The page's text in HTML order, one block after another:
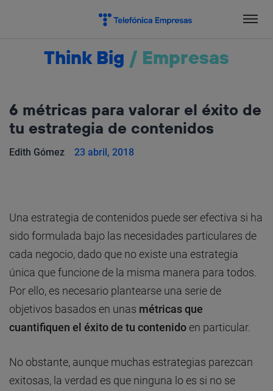
Think Big / Empresas
6 métricas para valorar el éxito de
tu estrategia de contenidos
Edith Gómez 23 abril, 2018
Una estrategia de contenidos puede ser efectiva si ha
sido formulada bajo las necesidades particulares de
cada negocio, dado que no existe una estrategia
única que funcione de la misma manera para todos.
Por ello, es necesario plantearse una serie de
objetivos basados en unas métricas que
cuantifiquen el éxito de tu contenido en particular.
No obstante, aunque muchas estrategias parezcan
exitosas, la verdad es que ninguna lo es si no se